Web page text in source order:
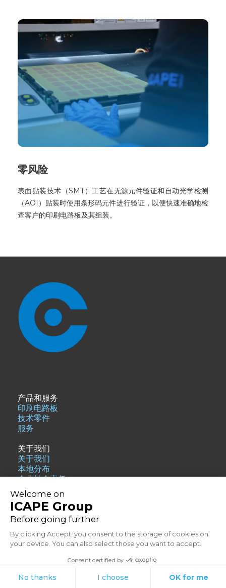
零风险
表面贴装技术（SMT）工艺在无源元件验证和自动光学检测
（AOI）贴装时使用条形码元件进行验证，以便快速准确地检
查客户的印刷电路板及其组装。
产品和服务
印刷电路板
技术零件
服务
关于我们
关于我们
本地分布
企业社会责任
资源
常见问题解答
博客
加入我们
联系方式